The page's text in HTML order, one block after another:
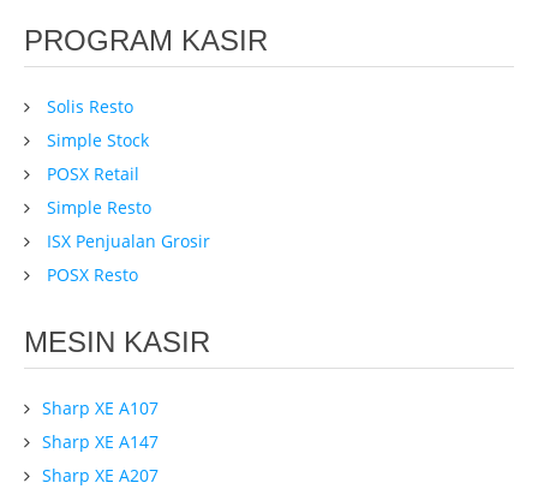
PROGRAM KASIR
Solis Resto
Simple Stock
POSX Retail
Simple Resto
ISX Penjualan Grosir
POSX Resto
MESIN KASIR
Sharp XE A107
Sharp XE A147
Sharp XE A207